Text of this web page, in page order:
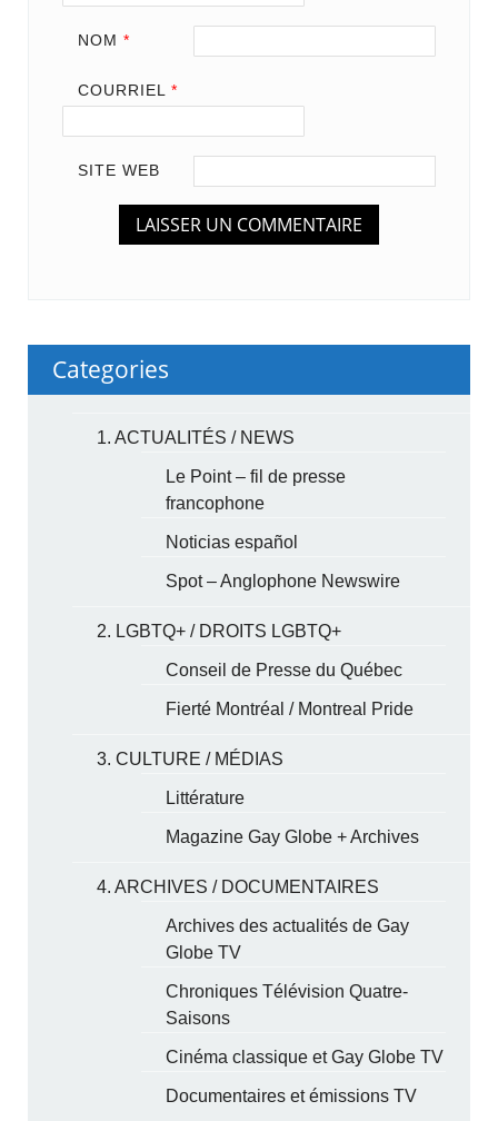
NOM *
COURRIEL *
SITE WEB
Categories
1. ACTUALITÉS / NEWS
Le Point – fil de presse
francophone
Noticias español
Spot – Anglophone Newswire
2. LGBTQ+ / DROITS LGBTQ+
Conseil de Presse du Québec
Fierté Montréal / Montreal Pride
3. CULTURE / MÉDIAS
Littérature
Magazine Gay Globe + Archives
4. ARCHIVES / DOCUMENTAIRES
Archives des actualités de Gay
Globe TV
Chroniques Télévision Quatre-
Saisons
Cinéma classique et Gay Globe TV
Documentaires et émissions TV